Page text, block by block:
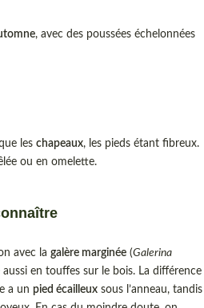
, avec des poussées échelonnées
les chapeaux, les pieds étant fibreux.
ou en omelette.
avec la galère marginée (Galerina
aussi en touffes sur le bois. La différence
a un pied écailleux sous l’anneau, tandis